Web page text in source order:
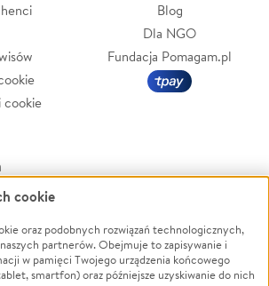
cookie
Blog
Dla NGO
Fundacja Pomagam.pl
Powódź
Wichura
NGO
cookie
oraz podobnych rozwiązań technologicznych,
partnerów. Obejmuje to zapisywanie i
w pamięci Twojego urządzenia końcowego
smartfon) oraz późniejsze uzyskiwanie do nich